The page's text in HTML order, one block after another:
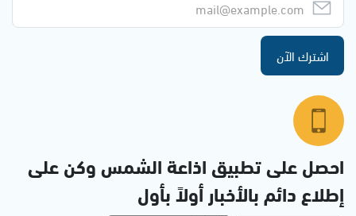
اشترك الآن
احصل على تطبيق اذاعة الشمس وكن على
إطلاع دائم بالأخبار أولاً بأول